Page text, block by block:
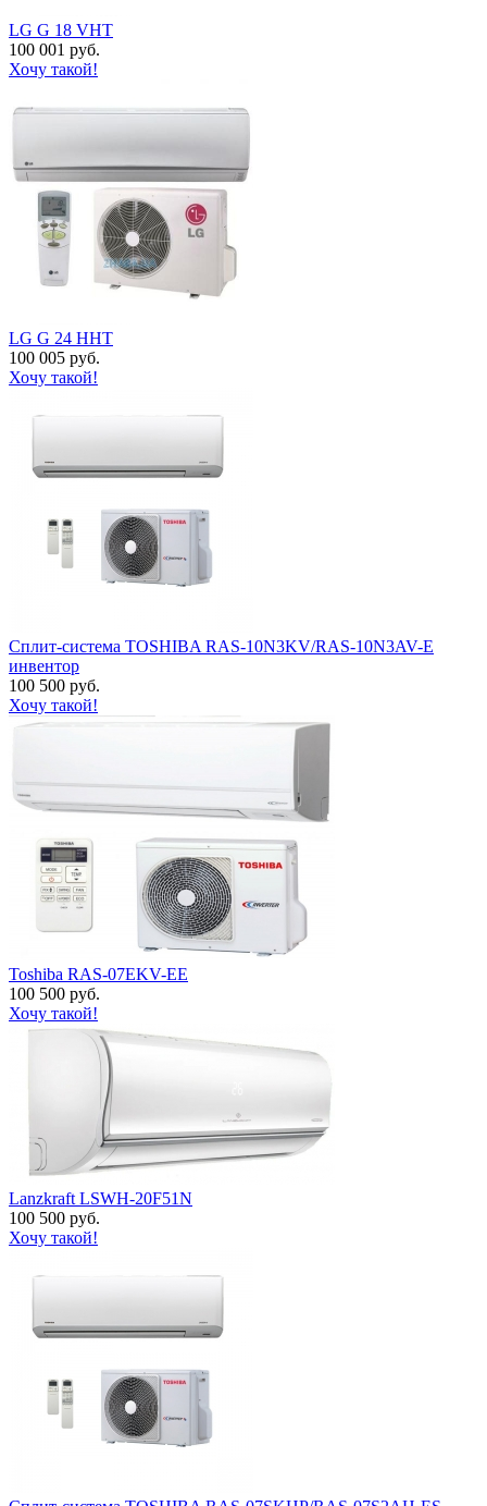
LG G 18 VHT
100 001 руб.
Хочу такой!
LG G 24 HHT
100 005 руб.
Хочу такой!
Сплит-система TOSHIBA RAS-10N3KV/RAS-10N3AV-E
инвентор
100 500 руб.
Хочу такой!
Toshiba RAS-07EKV-EE
100 500 руб.
Хочу такой!
Lanzkraft LSWH-20F51N
100 500 руб.
Хочу такой!